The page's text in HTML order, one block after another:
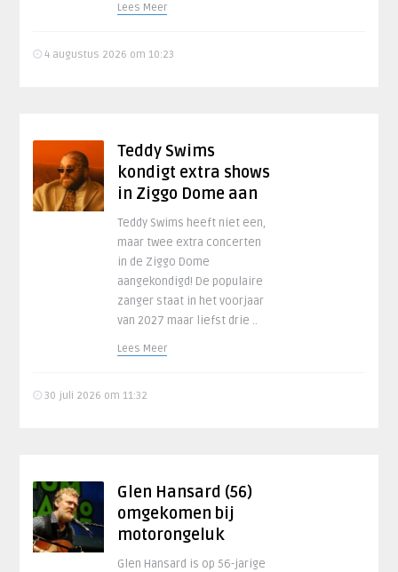
Lees Meer
4 augustus 2026 om 10:23
Teddy Swims
kondigt extra shows
in Ziggo Dome aan
Teddy Swims heeft niet een,
maar twee extra concerten
in de Ziggo Dome
aangekondigd! De populaire
zanger staat in het voorjaar
van 2027 maar liefst drie ..
Lees Meer
30 juli 2026 om 11:32
Glen Hansard (56)
omgekomen bij
motorongeluk
Glen Hansard is op 56-jarige